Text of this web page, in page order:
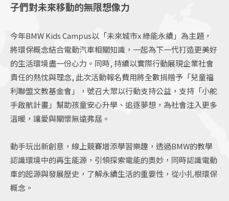
子們對未來移動的無限想像力
今年BMW Kids Campus以「未來城市x 綠能永續」為主題，
將環保概念結合電動汽車相關知識，一起為下一代打造更美好
的生活環境盡一份心力。同時, 持續以實際行動展現企業社會
責任的熱忱與理念, 此次活動報名費用將全數捐贈予「兒童福
利聯盟文教基金會」，號召大眾以行動支持公益，支持「小舵
手啟航計畫」幫助孩童安心升學、追逐夢想，為社會注入更多
溫暖，讓愛與關懷無遠弗屆。
動手玩出新創意，線上競賽增添學習樂趣，透過BMW的教學
認識環境中的再生能源，引領探索電能的奧妙，同時認識電動
車的起源與發展歷史，了解永續生活的重要性，從小扎根環保
概念。